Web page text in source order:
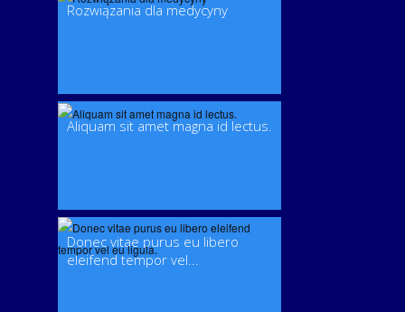
Rozwiązania dla medycyny
Aliquam sit amet magna id lectus.
Donec vitae purus eu libero
eleifend tempor vel...